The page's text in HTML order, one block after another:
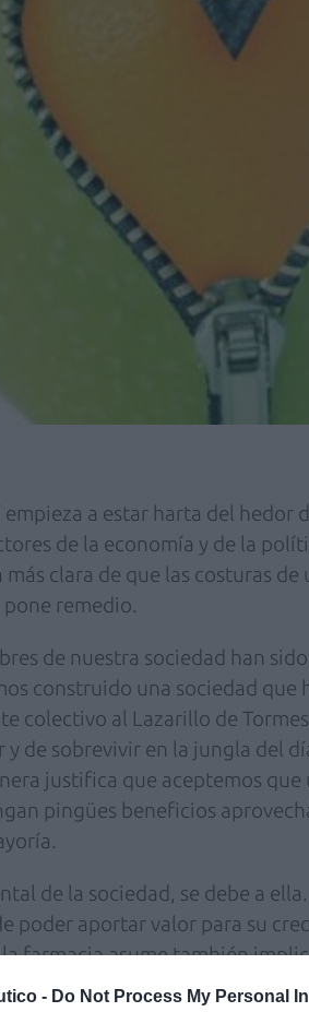
- Do Not Process My Personal
a estar harta del hedor
de la economía y de la
clara de que las costuras de
pone remedio.
de nuestra sociedad han
construido una sociedad que
colectivo al Lazarillo de
de sobrevivir en la jungla del
justifica que aceptemos que
pingües beneficios
de la sociedad, se debe a ella.
poder aportar valor para su
farmacia asume también
condenar con el mismo grado